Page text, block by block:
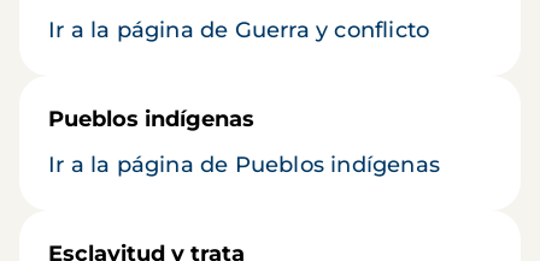
Ir a la página de Guerra y conflicto
Pueblos indígenas
Ir a la página de Pueblos indígenas
Esclavitud y trata